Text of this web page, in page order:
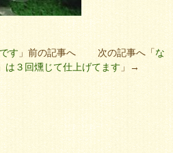
す 」前の記事へ 次の記事へ「な
は３回燻じて仕上げてます 」→